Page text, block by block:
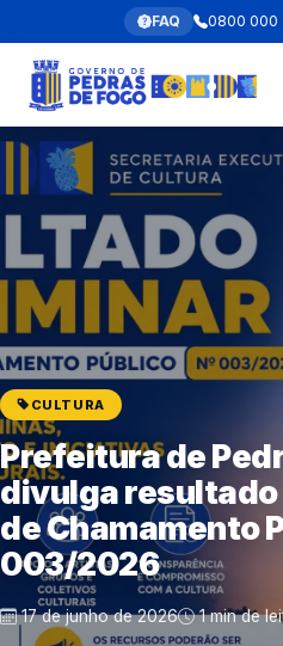
FAQ 0800 000
CULTURA
Prefeitura de
divulga
de Chamamento
003/2026
17 de junho de 2026 1 min de